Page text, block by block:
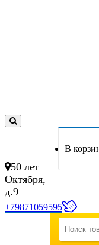
В
50 лет
Октября,
д.9
+79871059595